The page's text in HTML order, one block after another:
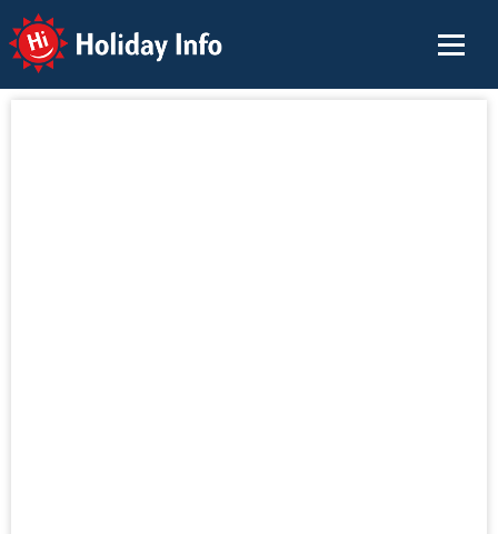
Holiday Info